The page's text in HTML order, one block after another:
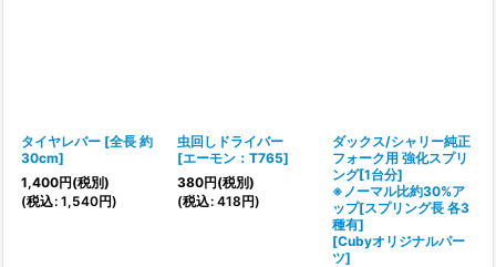
タイヤレバー [全長 約
30cm]
1,400円(税別)
(税込: 1,540円)
虫回しドライバー
[エーモン：T765]
380円(税別)
(税込: 418円)
ダックス/シャリー純正
フォーク用 強化スプリ
ング[1台分]
※ノーマル比約30%ア
ップ[スプリング長 各3
種有]
[Cubyオリジナルパー
ツ]